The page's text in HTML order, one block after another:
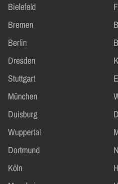
Bielefeld
Bremen
Berlin
Dresden
Stuttgart
München
Duisburg
Wuppertal
Dortmund
Köln